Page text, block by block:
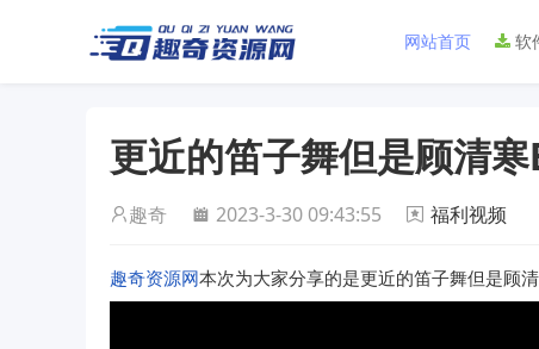
网站首页 软
更近的笛子舞但是顾清
趣奇 2023-3-30 09:43:55 福利视频
趣奇资源网本次为大家分享的是更近的笛子舞但是顾